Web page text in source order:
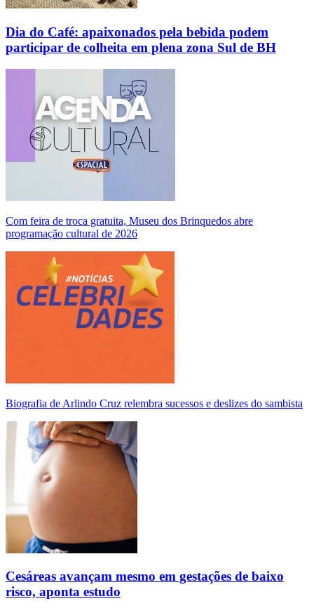
Dia do Café: apaixonados pela bebida podem
participar de colheita em plena zona Sul de BH
Com feira de troca gratuita, Museu dos Brinquedos abre
programação cultural de 2026
Biografia de Arlindo Cruz relembra sucessos e deslizes do sambista
Cesáreas avançam mesmo em gestações de baixo
risco, aponta estudo